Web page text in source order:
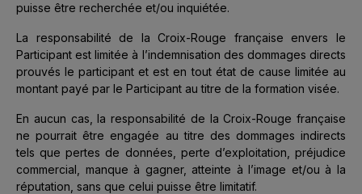
puisse être recherchée et/ou inquiétée.
La responsabilité de la Croix-Rouge française envers le
Participant est limitée à l’indemnisation des dommages directs
prouvés le participant et est en tout état de cause limitée au
montant payé par le Participant au titre de la formation visée.
En aucun cas, la responsabilité de la Croix-Rouge française
ne pourrait être engagée au titre des dommages indirects
tels que pertes de données, perte d’exploitation, préjudice
commercial, manque à gagner, atteinte à l’image et/ou à la
réputation, sans que celui puisse être limitatif.